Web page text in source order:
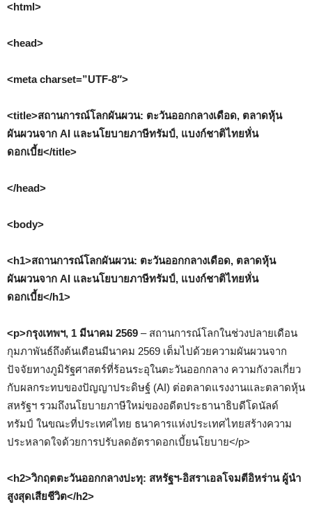
<html>
<head>
<meta charset=”UTF-8″>
<title>สถานการณ์โลกผันผวน: ตะวันออกกลางเดือด, ตลาดหุ้น
ผันผวนจาก AI และนโยบายภาษีทรัมป์, แบงก์ชาติไทยหั่น
ดอกเบี้ย</title>
</head>
<body>
<h1>สถานการณ์โลกผันผวน: ตะวันออกกลางเดือด, ตลาดหุ้น
ผันผวนจาก AI และนโยบายภาษีทรัมป์, แบงก์ชาติไทยหั่น
ดอกเบี้ย</h1>
<p>กรุงเทพฯ, 1 มีนาคม 2569 – สถานการณ์โลกในช่วงปลายเดือน
กุมภาพันธ์ถึงต้นเดือนมีนาคม 2569 เต็มไปด้วยความผันผวนจาก
ปัจจัยทางภูมิรัฐศาสตร์ที่ร้อนระอุในตะวันออกกลาง ความกังวลเกี่ยว
กับผลกระทบของปัญญาประดิษฐ์ (AI) ต่อตลาดแรงงานและตลาดหุ้น
สหรัฐฯ รวมถึงนโยบายภาษีใหม่ของอดีตประธานาธิบดีโดนัลด์
ทรัมป์ ในขณะที่ประเทศไทย ธนาคารแห่งประเทศไทยสร้างความ
ประหลาดใจด้วยการปรับลดอัตราดอกเบี้ยนโยบาย</p>
<h2>วิกฤตตะวันออกกลางปะทุ: สหรัฐฯ-อิสราเอลโจมตีอิหร่าน ผู้นำ
สูงสุดเสียชีวิต</h2>